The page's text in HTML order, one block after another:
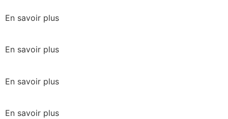
En savoir plus
En savoir plus
En savoir plus
En savoir plus